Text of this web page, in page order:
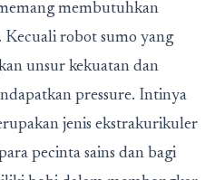
membutuhkan
robot sumo yang
unsur kekuatan dan
pressure. Intinya
jenis ekstrakurikuler
pecinta sains dan bagi